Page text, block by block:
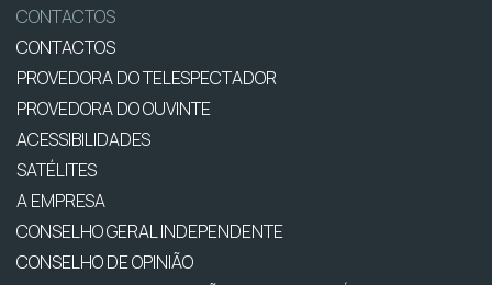
CONTACTOS
CONTACTOS
PROVEDORA DO TELESPECTADOR
PROVEDORA DO OUVINTE
ACESSIBILIDADES
SATÉLITES
A EMPRESA
CONSELHO GERAL INDEPENDENTE
CONSELHO DE OPINIÃO